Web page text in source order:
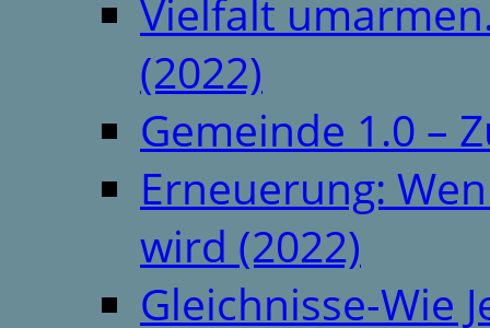
Vielfalt
(2022)
Gemeinde 1.0 –
Erneuerung:
wird (2022)
Gleichnisse-Wie